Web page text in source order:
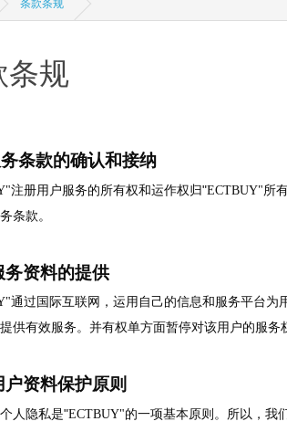
条款条规
条规
条款的确认和接纳
注册用户服务的所有权和运作权归"ECTBUY"所
条款。
务资料的提供
通过国际互联网，运用自己的信息和服务平台为
供有效服务。并有权单方面暂停对该用户的服务
户资料保护原则
人隐私是"ECTBUY"的一项基本原则。所以，我